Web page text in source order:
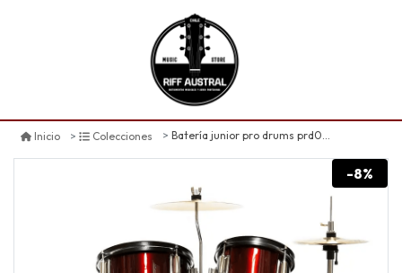
Inicio Colecciones Batería junior pro drums prd03-wr
-8%